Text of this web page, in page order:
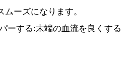
ーズになります。
ーする:末端の血流を良くする